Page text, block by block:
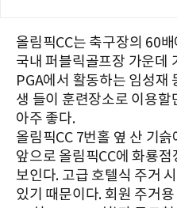
올림픽CC는 축구장의 60
국내 퍼블릭골프장 가운데
PGA에서 활동하는 임성재
생 들이 훈련장소로 이용
아주 좋다.
올림픽CC 7번홀 옆 산 기
앞으로 올림픽CC에 화룡
보인다. 고급 호텔식 주거
있기 때문이다. 회원 주거